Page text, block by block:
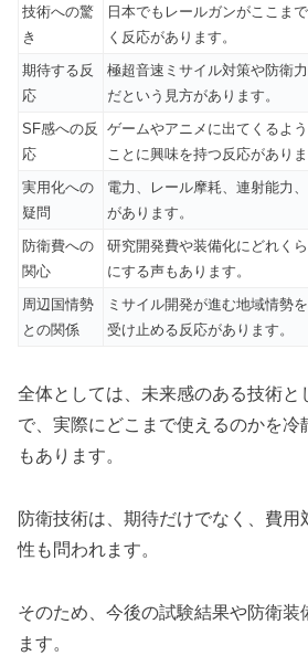
技術への驚
き
日本でもレールガンがここま
く反応があります。
期待する反
応
極超音速ミサイル対策や防衛
だという見方があります。
SF感への反
応
ゲームやアニメに出てくるよ
ことに興味を持つ反応がありま
実用化への
疑問
電力、レール摩耗、連射能力
があります。
防衛費への
関心
研究開発費や装備化にどれく
にする声もあります。
周辺国情勢
との関係
ミサイル開発が進む地域情勢
受け止める反応があります。
全体としては、未来感のある技術と
で、実際にどこまで使えるのかを冷
もあります。
防衛技術は、期待だけでなく、費用
性も問われます。
そのため、今後の試験結果や防衛装
ます。